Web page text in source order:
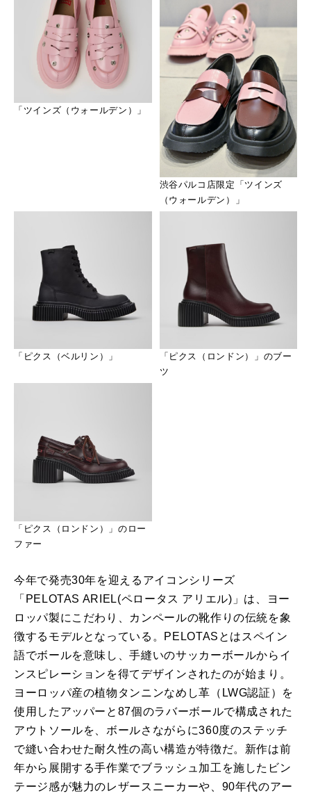
「ツインズ（ウォールデン）」
渋谷パルコ店限定「ツインズ
（ウォールデン）」
「ピクス（ベルリン）」
「ピクス（ロンドン）」のブー
ツ
「ピクス（ロンドン）」のロー
ファー
今年で発売30年を迎えるアイコンシリーズ
「PELOTAS ARIEL(ペロータス アリエル)」は、ヨー
ロッパ製にこだわり、カンペールの靴作りの伝統を象
徴するモデルとなっている。PELOTASとはスペイン
語でボールを意味し、手縫いのサッカーボールからイ
ンスピレーションを得てデザインされたのが始まり。
ヨーロッパ産の植物タンニンなめし革（LWG認証）を
使用したアッパーと87個のラバーボールで構成された
アウトソールを、ボールさながらに360度のステッチ
で縫い合わせた耐久性の高い構造が特徴だ。新作は前
年から展開する手作業でブラッシュ加工を施したビン
テージ感が魅力のレザースニーカーや、90年代のアー